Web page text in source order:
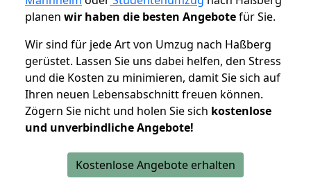
planen wir haben die besten Angebotefür Sie.
Wir sind für jede Art von Umzug nach Haßberg
gerüstet. Lassen Sie uns dabei helfen, den Stress
und die Kosten zu minimieren, damit Sie sich auf
Ihren neuen Lebensabschnitt freuen können.
Zögern Sie nicht und holen Sie sich kostenlose
und unverbindliche Angebote!
Kostenlose Angebote erhalten